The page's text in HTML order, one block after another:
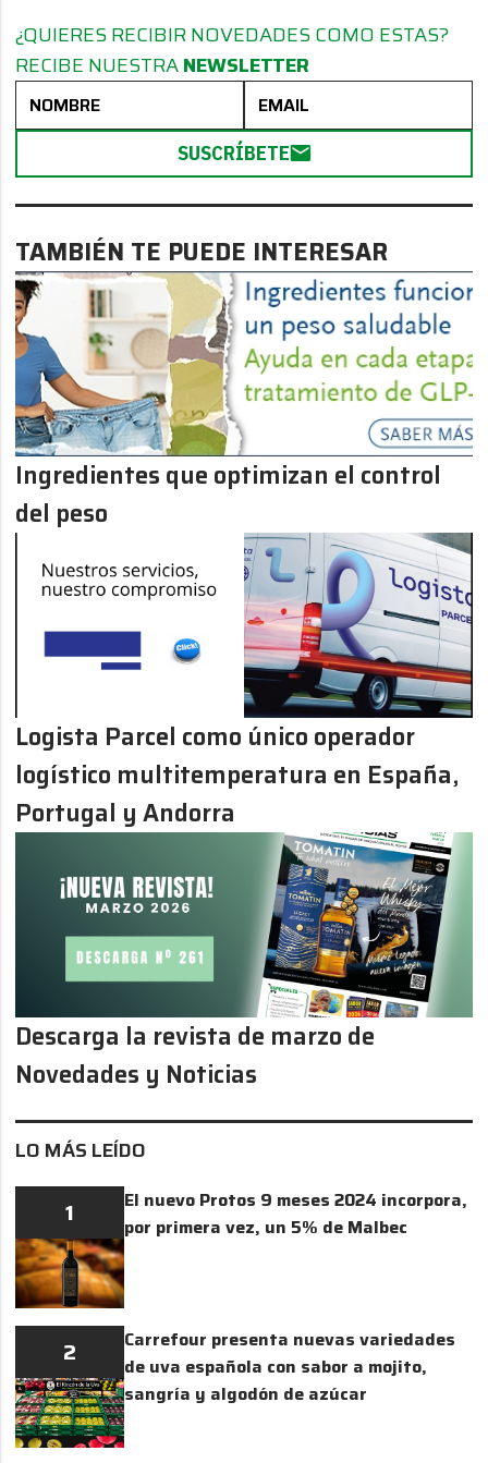
LO MÁS LEÍDO
1
El nuevo Protos 9 meses 2024 incorpora,
por primera vez, un 5% de Malbec
2
Carrefour presenta nuevas variedades
de uva española con sabor a mojito,
sangría y algodón de azúcar
¿QUIERES RECIBIR NOVEDADES COMO ESTAS?
RECIBE NUESTRANEWSLETTER
SUSCRÍBETE
TAMBIÉN TE PUEDE INTERESAR
Ingredientes que optimizan el control
del peso
Logista Parcel como único operador
logístico multitemperatura en España,
Portugal y Andorra
Descarga la revista de marzo de
Novedades y Noticias